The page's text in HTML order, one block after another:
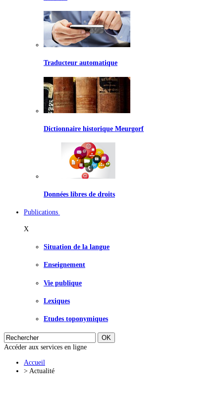
Traducteur automatique
Dictionnaire historique Meurgorf
Données libres de droits
Publications
X
Situation de la langue
Enseignement
Vie publique
Lexiques
Etudes toponymiques
Accéder aux services en ligne
Accueil
>Actualité